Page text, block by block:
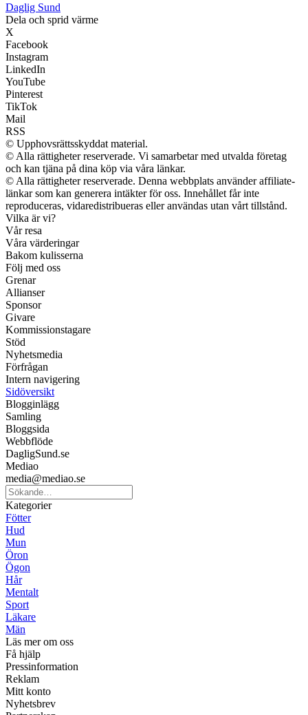
Daglig Sund
Dela och sprid värme
X
Facebook
Instagram
LinkedIn
YouTube
Pinterest
TikTok
Mail
RSS
© Upphovsrättsskyddat material.
© Alla rättigheter reserverade. Vi samarbetar med utvalda företag
och kan tjäna på dina köp via våra länkar.
© Alla rättigheter reserverade. Denna webbplats använder affiliate-
länkar som kan generera intäkter för oss. Innehållet får inte
reproduceras, vidaredistribueras eller användas utan vårt tillstånd.
Vilka är vi?
Vår resa
Våra värderingar
Bakom kulisserna
Följ med oss
Grenar
Allianser
Sponsor
Givare
Kommissionstagare
Stöd
Nyhetsmedia
Förfrågan
Intern navigering
Sidöversikt
Blogginlägg
Samling
Bloggsida
Webbflöde
DagligSund.se
Mediao
media@mediao.se
Kategorier
Fötter
Hud
Mun
Öron
Ögon
Hår
Mentalt
Sport
Läkare
Män
Läs mer om oss
Få hjälp
Pressinformation
Reklam
Mitt konto
Nyhetsbrev